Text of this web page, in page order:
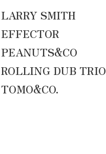
LARRY SMITH
EFFECTOR
PEANUTS&CO
ROLLING DUB TRIO
TOMO&CO.